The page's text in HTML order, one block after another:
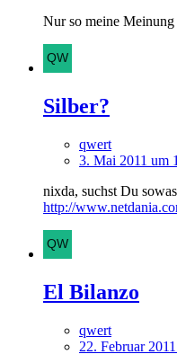
Nur so meine Meinung
Silber?
qwert
3. Mai 2011 um
nixda, suchst Du
http://
El Bilanzo
qwert
22. Februar